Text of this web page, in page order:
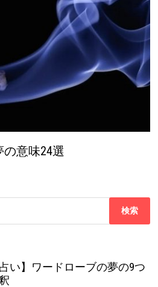
の意味24選
占い】ワードローブの夢の9つ